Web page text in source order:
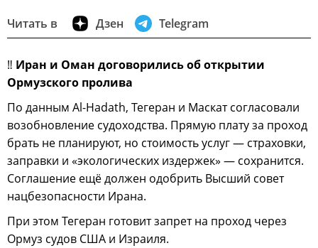
Читать в Дзен Telegram
‼ Иран и Оман договорились об открытии
Ормузского пролива
По данным Al-Hadath, Тегеран и Маскат согласовали
возобновление судоходства. Прямую плату за проход
брать не планируют, но стоимость услуг — страховки,
заправки и «экологических издержек» — сохранится.
Соглашение ещё должен одобрить Высший совет
нацбезопасности Ирана.
При этом Тегеран готовит запрет на проход через
Ормуз судов США и Израиля.